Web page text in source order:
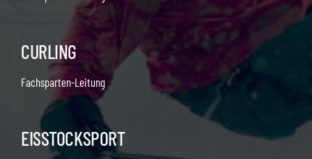
CURLING
Fachsparten-Leitung
EISSTOCKSPORT